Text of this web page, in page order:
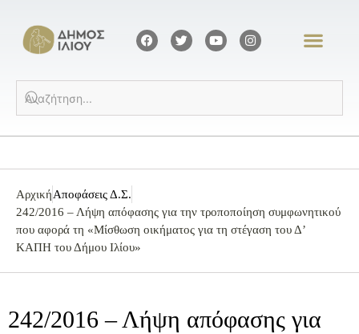
ΑρχικήΑποφάσεις Δ.Σ.
242/2016 – Λήψη απόφασης για την τροποποίηση συμφωνητικού
που αφορά τη «Μίσθωση οικήματος για τη στέγαση του Δ’
ΚΑΠΗ του Δήμου Ιλίου»
242/2016 – Λήψη απόφασης για